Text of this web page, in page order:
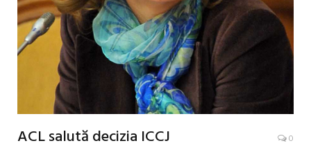
ACL salută decizia ICCJ 0